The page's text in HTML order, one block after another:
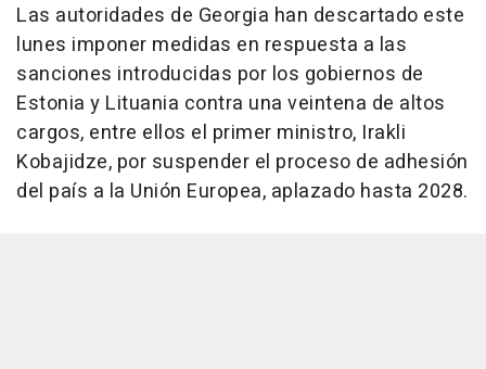
Las autoridades de Georgia han descartado este
lunes imponer medidas en respuesta a las
sanciones introducidas por los gobiernos de
Estonia y Lituania contra una veintena de altos
cargos, entre ellos el primer ministro, Irakli
Kobajidze, por suspender el proceso de adhesión
del país a la Unión Europea, aplazado hasta 2028.